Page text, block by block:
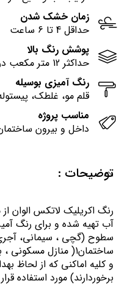
زمان خشک شدن
حداقل 4 تا 6 ساعت
پوشش رنگ بالا
حداکثر 12 متر مکعب در لیتر
رنگ آمیزی بوسیله
قلم مو، غلطک،
مناسب پروژه
داخل و بیرون
توضیحات :
رنگ اكريليك لاتكس الوان
آب تهيه شده و برای رنگ
سطوح (گچی ، سیمانی،
ساختمان1( منازل
و كليه اماكني كه از لحاظ
برخوردارند) مورد استفاده